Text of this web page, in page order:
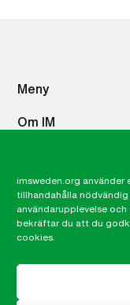
imsweden.org
tillhandahålla
användarupplevelse
bekräftar du att du
cookies.
Meny
Om IM
Press
Career site
Lämna ett
Integritetspolicy